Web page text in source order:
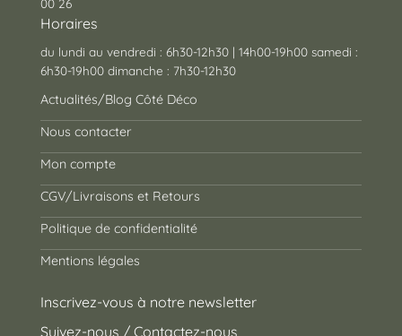
00 26
Horaires
du lundi au vendredi : 6h30-12h30 | 14h00-19h00 samedi :
6h30-19h00 dimanche : 7h30-12h30
Actualités/Blog Côté Déco
Nous contacter
Mon compte
CGV/Livraisons et Retours
Politique de confidentialité
Mentions légales
Inscrivez-vous à notre newsletter
Suivez-nous / Contactez-nous